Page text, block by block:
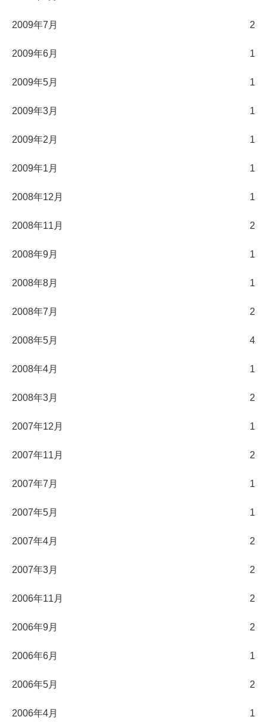
2009年7月 2
2009年6月 1
2009年5月 1
2009年3月 1
2009年2月 1
2009年1月 1
2008年12月 1
2008年11月 2
2008年9月 1
2008年8月 1
2008年7月 2
2008年5月 4
2008年4月 1
2008年3月 2
2007年12月 1
2007年11月 2
2007年7月 1
2007年5月 1
2007年4月 2
2007年3月 2
2006年11月 2
2006年9月 2
2006年6月 1
2006年5月 2
2006年4月 1